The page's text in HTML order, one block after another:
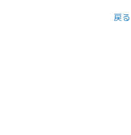
戻る